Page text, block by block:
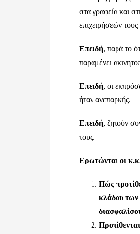
στα γραφεία και
επιχειρήσεών
Επειδή, παρά το
παραμένει
Επειδή, οι
ήταν ανεπαρκής.
Επειδή, ζητούν
τους.
Ερωτώνται οι
Πώς
κλάδου των